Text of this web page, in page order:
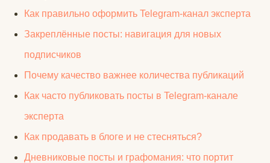
Как правильно оформить Telegram-канал эксперта
Закреплённые посты: навигация для новых
подписчиков
Почему качество важнее количества публикаций
Как часто публиковать посты в Telegram-канале
эксперта
Как продавать в блоге и не стесняться?
Дневниковые посты и графомания: что портит